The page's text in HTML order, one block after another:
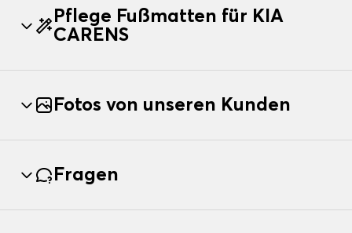
Pflege Fußmatten für KIA
CARENS
Fotos von unseren Kunden
Fragen